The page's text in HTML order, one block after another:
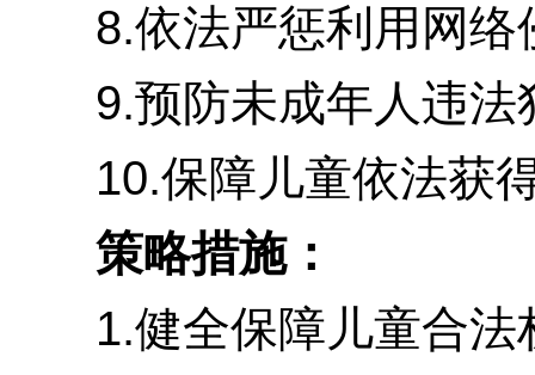
8.依法严惩利用网络
9.预防未成年人违法犯
10.保障儿童依法获得
策略措施：
1.健全保障儿童合法权